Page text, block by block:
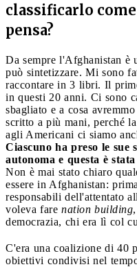
classificarlo
pensa?
Da sempre l'Afghanistan è
può sintetizzare. Mi sono
raccontare in 3 libri. Il
in questi 20 anni. Ci sono
sbagliato e a cosa
scritto a più mani, perché
agli Americani ci siamo
Ciascuno ha preso le
autonoma e questa è
Non è mai stato chiaro
essere in Afghanistan:
responsabili dell'attentato
voleva fare nation building
democrazia, chi era lì col
C'era una coalizione di 40
obiettivi condivisi nel